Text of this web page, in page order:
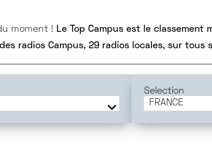
moment ! Le Top Campus est le classement
radios Campus, 29 radios locales, sur tous
Selection
FRANCE